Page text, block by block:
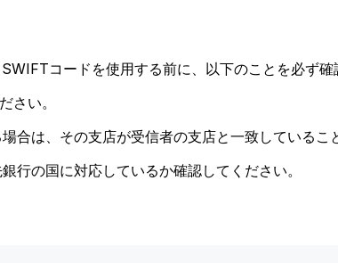
コードを使用する前に、以下のことを必ず確
さい。
合は、その支店が受信者の支店と一致しているこ
行の国に対応しているか確認してください。